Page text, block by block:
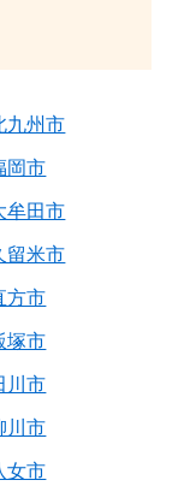
九州市
岡市
牟田市
留米市
方市
塚市
川市
川市
女市